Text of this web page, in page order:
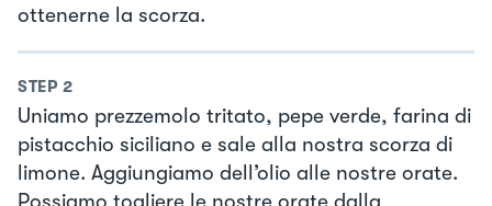
ottenerne la scorza.
STEP 2
Uniamo prezzemolo tritato, pepe verde, farina di
pistacchio siciliano e sale alla nostra scorza di
limone. Aggiungiamo dell’olio alle nostre orate.